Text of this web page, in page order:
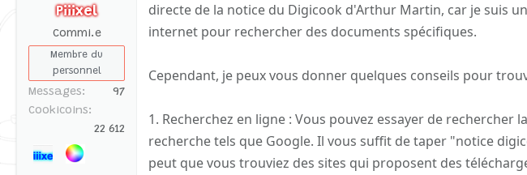
Piiixel
Commi.e
Membre du
personnel
Messages
97
Cookicoins
22 612
directe de la notice du Digicook d'Arthur Martin, car je suis
internet pour rechercher des documents spécifiques.
Cependant, je peux vous donner quelques conseils pour
1. Recherchez en ligne : Vous pouvez essayer de rechercher
recherche tels que Google. Il vous suffit de taper "notice
peut que vous trouviez des sites qui proposent des